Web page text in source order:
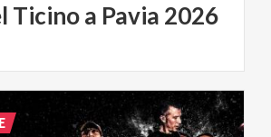
Ticinoa Pavia 2026